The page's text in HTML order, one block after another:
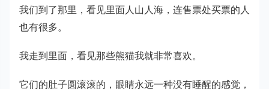
我们到了那里，看见里面人山人海，连售票处买票的人
也有很多。
我走到里面，看见那些熊猫我就非常喜欢。
它们的肚子圆滚滚的，眼睛永远一种没有睡醒的感觉，